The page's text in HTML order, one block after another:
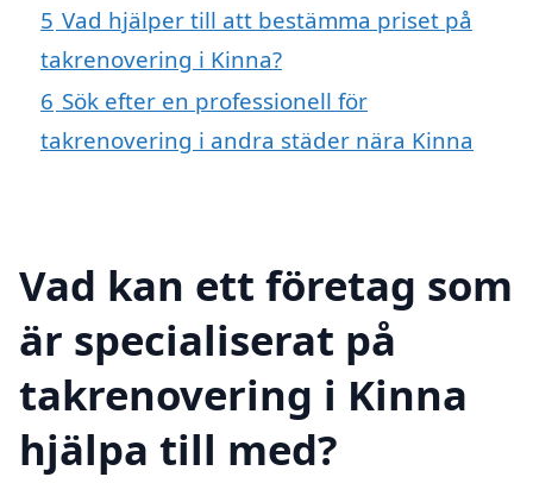
5 Vad hjälper till att bestämma priset på
takrenovering i Kinna?
6 Sök efter en professionell för
takrenovering i andra städer nära Kinna
Vad kan ett företag som
är specialiserat på
takrenovering i Kinna
hjälpa till med?